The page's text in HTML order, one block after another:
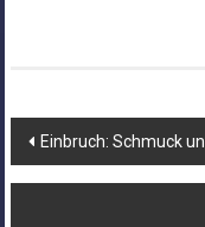
Einbruch: Schmuck